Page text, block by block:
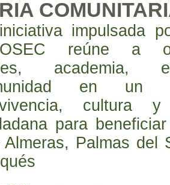
impulsada
reúne a
academia,
en un
cultura y
para
Almeras, Palmas del